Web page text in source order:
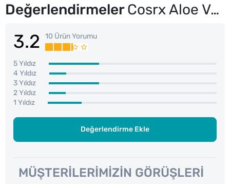
DeğerlendirmelerCosrx Aloe Vera Özlü Yatıştırıcı Yüz Güneş Kremi SPF50+ PA+++ 50 ml
3.2 10 Ürün Yorumu
5 Yıldız
4 Yıldız
3 Yıldız
2 Yıldız
1 Yıldız
Değerlendirme Ekle
MÜŞTERILERIMIZIN GÖRÜŞLERI